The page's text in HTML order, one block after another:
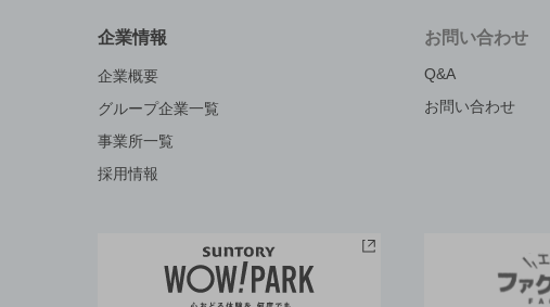
企業情報
企業概要
グループ企業一覧
事業所一覧
採用情報
お問い合わせ
Q&A
お問い合わせ